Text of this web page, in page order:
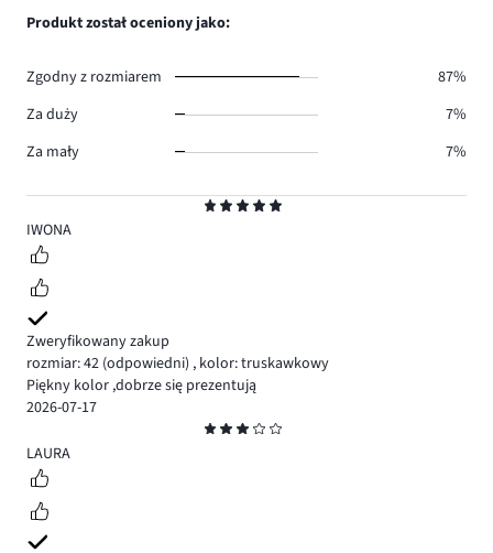
5
IWONA
Zweryfikowany zakup
rozmiar: 42 (odpowiedni) , kolor: truskawkowy
Piękny kolor ,dobrze się prezentują
2026-07-17
3LAURA
Produkt został oceniony jako:
Zgodny z rozmiarem
87%
Za duży
7%
Za mały
7%